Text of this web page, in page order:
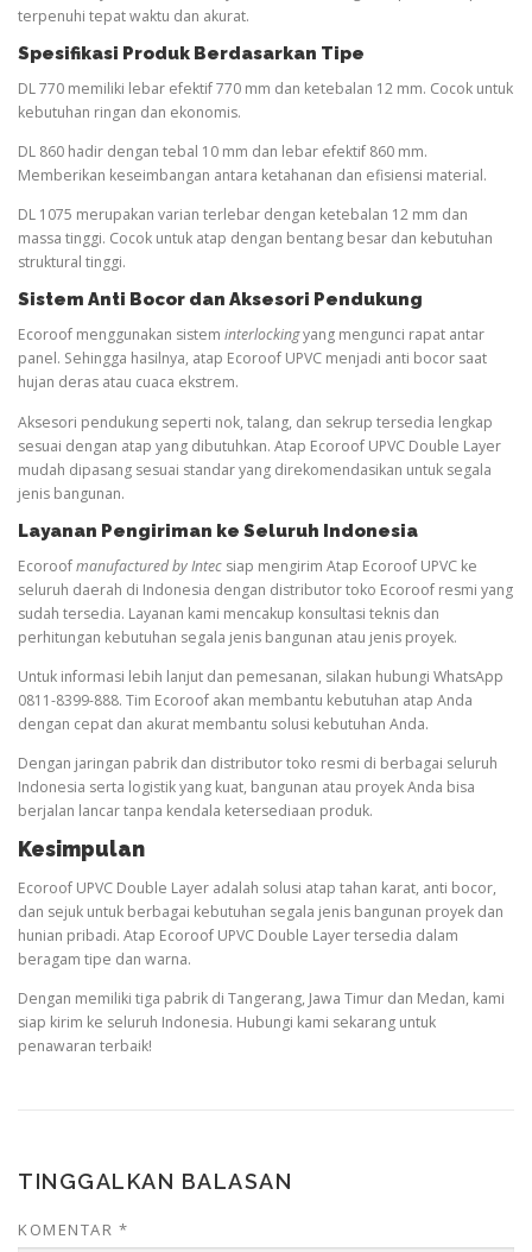
terpenuhi tepat waktu dan akurat.
Spesifikasi Produk Berdasarkan Tipe
DL 770 memiliki lebar efektif 770 mm dan ketebalan 12 mm. Cocok untuk
kebutuhan ringan dan ekonomis.
DL 860 hadir dengan tebal 10 mm dan lebar efektif 860 mm.
Memberikan keseimbangan antara ketahanan dan efisiensi material.
DL 1075 merupakan varian terlebar dengan ketebalan 12 mm dan
massa tinggi. Cocok untuk atap dengan bentang besar dan kebutuhan
struktural tinggi.
Sistem Anti Bocor dan Aksesori Pendukung
Ecoroof menggunakan sistem interlockingyang mengunci rapat antar
panel. Sehingga hasilnya, atap Ecoroof UPVC menjadi anti bocor saat
hujan deras atau cuaca ekstrem.
Aksesori pendukung seperti nok, talang, dan sekrup tersedia lengkap
sesuai dengan atap yang dibutuhkan. Atap Ecoroof UPVC Double Layer
mudah dipasang sesuai standar yang direkomendasikan untuk segala
jenis bangunan.
Layanan Pengiriman ke Seluruh Indonesia
Ecoroofmanufactured by Intec siap mengirim Atap Ecoroof UPVC ke
seluruh daerah di Indonesia dengan distributor toko Ecoroof resmi yang
sudah tersedia. Layanan kami mencakup konsultasi teknis dan
perhitungan kebutuhan segala jenis bangunan atau jenis proyek.
Untuk informasi lebih lanjut dan pemesanan, silakan hubungi WhatsApp
0811-8399-888. Tim Ecoroof akan membantu kebutuhan atap Anda
dengan cepat dan akurat membantu solusi kebutuhan Anda.
Dengan jaringan pabrik dan distributor toko resmi di berbagai seluruh
Indonesia serta logistik yang kuat, bangunan atau proyek Anda bisa
berjalan lancar tanpa kendala ketersediaan produk.
Kesimpulan
Ecoroof UPVC Double Layer adalah solusi atap tahan karat, anti bocor,
dan sejuk untuk berbagai kebutuhan segala jenis bangunan proyek dan
hunian pribadi. Atap Ecoroof UPVC Double Layer tersedia dalam
beragam tipe dan warna.
Dengan memiliki tiga pabrik di Tangerang, Jawa Timur dan Medan, kami
siap kirim ke seluruh Indonesia. Hubungi kami sekarang untuk
penawaran terbaik!
TINGGALKAN BALASAN
KOMENTAR *